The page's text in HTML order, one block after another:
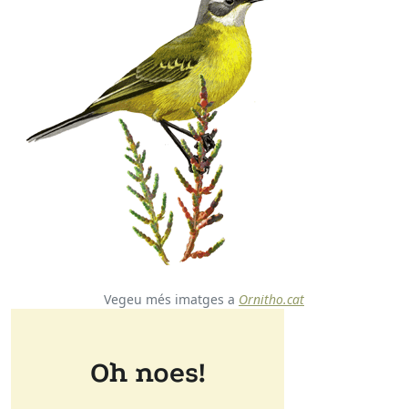
Vegeu més imatges a Ornitho.cat